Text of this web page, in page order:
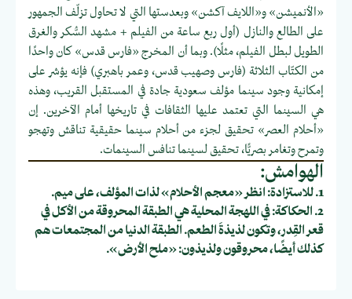
«الأنميشن» و«اللايف آكشن» وبعدستها التي لا تحاول تزلّف الجمهور
على الطالع والنازل (أول ربع ساعة من الفيلم + مشهد السُّكر والغرق
الطويل لبطل الفيلم، مثلًا). وبما أن المخرج «فارس قدس» كان واحدًا
من الكتّاب الثلاثة (فارس وصهيب قدس، وعمر باهبري) فإنه يؤشر على
إمكانية وجود سينما مؤلف سعودية جادة في المستقبل القريب، وهذه
هي السينما التي تعتمد عليها الثقافات في تاريخها أمام الآخرين. إن
«أحلام العصر» تحقيق لجزء من أحلام سينما حقيقية تناقش وتهجو
وتمرح وتغامر بصريًّا، تحقيق لسينما تنافس السينمات.
الهوامش:
1. للاستزادة: انظر «معجم الأحلام» لذات المؤلف، على ميم.
2. الحكاكة: في اللهجة المحلية هي الطبقة المحروقة من الأكل في
قعر القِدر، وتكون لذيذةَ الطعم. الطبقة الدنيا من المجتمعات هم
كذلك أيضًا، محروقون ولذيذون: «ملح الأرض».